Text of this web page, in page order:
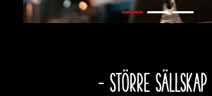
- Större